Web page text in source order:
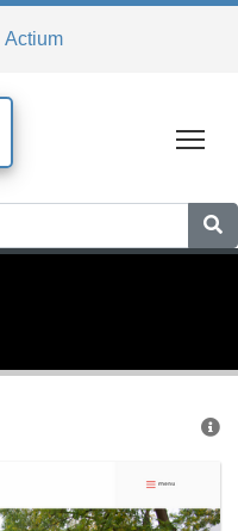
Actium